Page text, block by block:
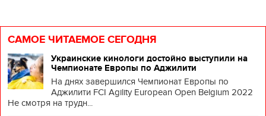
САМОЕ ЧИТАЕМОЕ СЕГОДНЯ
Украинские кинологи достойно выступили на
Чемпионате Европы по Аджилити
На днях завершился Чемпионат Европы по
Аджилити FCI Agility European Open Belgium 2022
Не смотря на трудн...